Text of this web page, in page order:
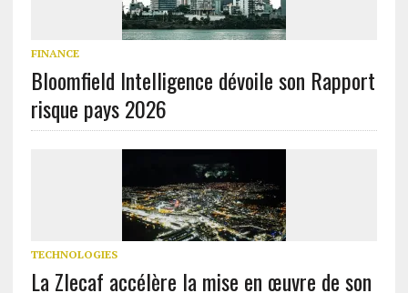
FINANCE
Bloomfield Intelligence dévoile son Rapport
risque pays 2026
TECHNOLOGIES
La Zlecaf accélère la mise en œuvre de son